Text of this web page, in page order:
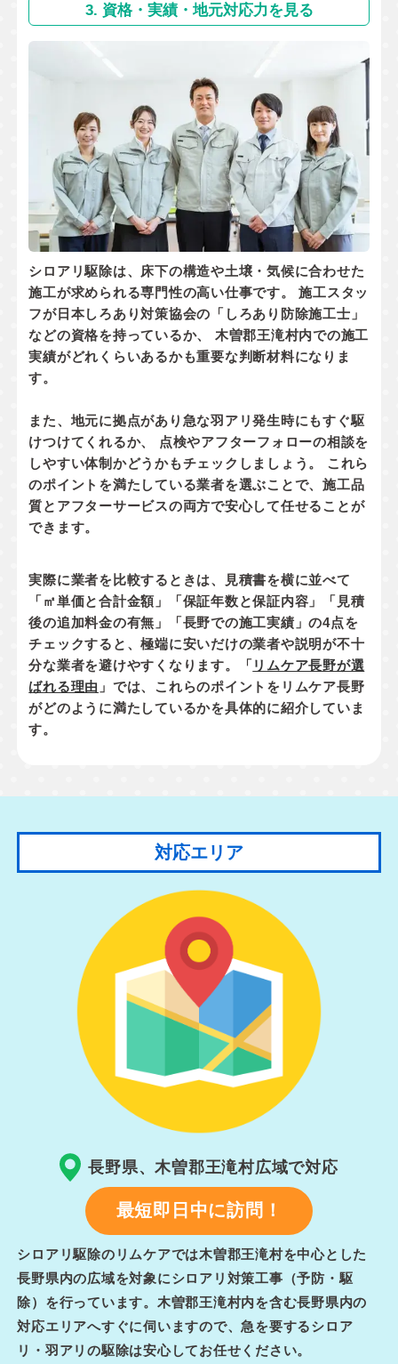
3. 資格・実績・地元対応力を見る
シロアリ駆除は、床下の構造や土壌・気候に合わせた
施工が求められる専門性の高い仕事です。 施工スタッ
フが日本しろあり対策協会の「しろあり防除施工士」
などの資格を持っているか、 木曽郡王滝村内での施工
実績がどれくらいあるかも重要な判断材料になりま
す。
また、地元に拠点があり 急な羽アリ発生時にもすぐ駆
けつけてくれるか、 点検やアフターフォローの相談を
しやすい体制かどうかもチェックしましょう。 これら
のポイントを満たしている業者を選ぶことで、施工品
質とアフターサービスの両方で安心して任せることが
できます。
実際に業者を比較するときは、見積書を横に並べて
「㎡単価と合計金額」「保証年数と保証内容」「見積
後の追加料金の有無」「長野での施工実績」の4点を
チェックすると、極端に安いだけの業者や説明が不十
分な業者を避けやすくなります。「 リムケア長野が選
ばれる理由 」では、これらのポイントをリムケア長野
がどのように満たしているかを具体的に紹介していま
す。
対応エリア
長野県、木曽郡王滝村広域で対応
最短即日中に訪問！
シロアリ駆除のリムケアでは木曽郡王滝村を中心とした
長野県内の広域を対象にシロアリ対策工事（予防・駆
除）を行っています。木曽郡王滝村内を含む長野県内の
対応エリアへすぐに伺いますので、急を要するシロア
リ・羽アリの駆除は安心してお任せください。